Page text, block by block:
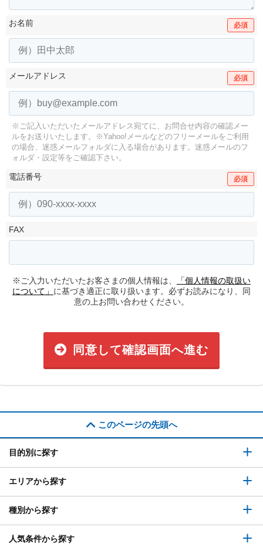
お名前 必須
メールアドレス 必須
※ご記入いただいたメールアドレス宛てに、お問合せ内容の確認メー
ルをお送りいたします。
※Yahoo!メールなどのフリーメールをご利用
の場合、迷惑メールフォルダに入る場合があります。 迷惑メールのフ
ォルダ・設定等をご確認下さい。
電話番号 必須
FAX
※ご入力いただいたお客さまの個人情報は、
「個人情報の取扱い
について」 に基づき適正に取り扱います。必ずお読みになり、同
意の上お問い合わせください。
同意して確認画面へ進む
このページの先頭へ
目的別に探す
エリアから探す
種別から探す
人気条件から探す